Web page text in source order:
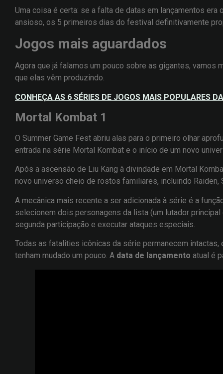
Uma coisa é certa: se a falta de datas em lançamentos era
ansioso, os 5 primeiros dias do festival definitivamente
Jogos mais aguardados
Agora que já falamos um pouco sobre as gigantes, vamos
que elas vêm produzindo.
CONHEÇA AS 6 SÉRIES DE JOGOS MAIS POPULARES
Mortal Kombat 1
O Summer Game Fest abriu alas para o primeiro olhar
entrada na série Mortal Kombat e o início de um novo
Após a ascensão de Liu Kang à divindade em Mortal
novo universo cheio de rostos familiares, incluindo Raiden,
A mecânica mais recente a ser adicionada à série é a
selecionem dois personagens da lista (um lutador principal
segunda participação e executar ataques especiais.
Todas as fatalities icônicas da série permanecem
tenham mudado um pouco. A data de lançamento atual é